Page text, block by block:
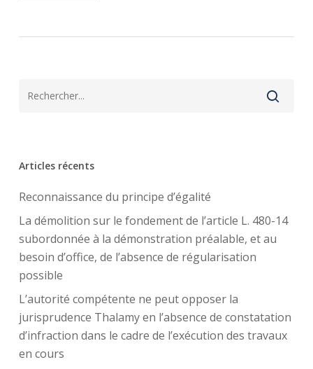
Articles récents
Reconnaissance du principe d’égalité
La démolition sur le fondement de l’article L. 480-14
subordonnée à la démonstration préalable, et au
besoin d’office, de l’absence de régularisation
possible
L’autorité compétente ne peut opposer la
jurisprudence Thalamy en l’absence de constatation
d’infraction dans le cadre de l’exécution des travaux
en cours